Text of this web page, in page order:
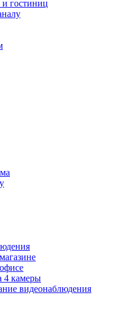
и гостиниц
4 камеры
видеонаблюдения